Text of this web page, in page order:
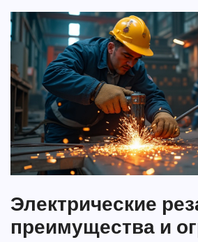
Электрические
преимущества и